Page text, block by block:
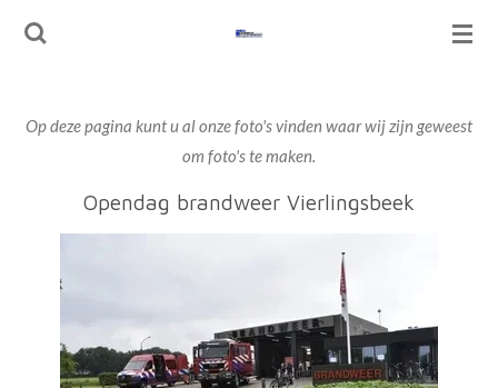
Ga
Op deze pagina kunt u al onze foto's vinden waar wij zijn geweest
om foto's te maken.
Opendag brandweer Vierlingsbeek